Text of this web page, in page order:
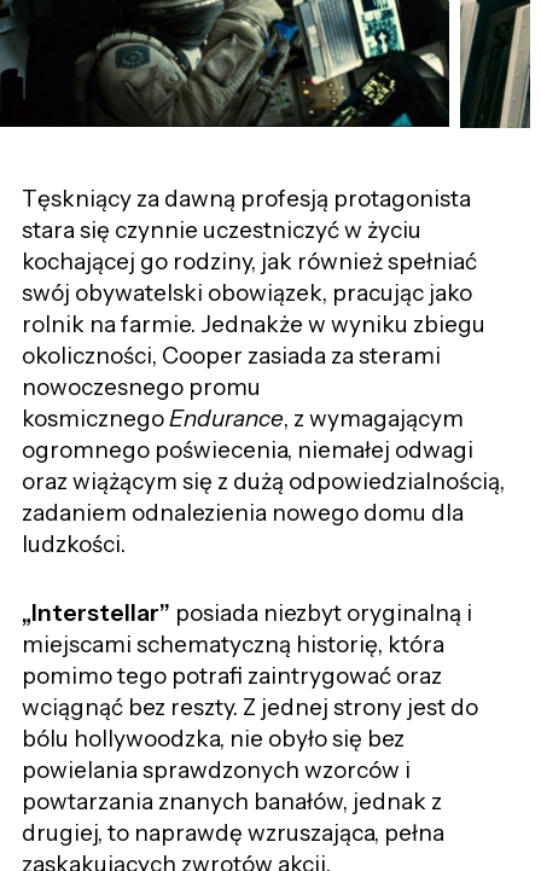
Tęskniący za dawną profesją protagonista
stara się czynnie uczestniczyć w życiu
kochającej go rodziny, jak również spełniać
swój obywatelski obowiązek, pracując jako
rolnik na farmie. Jednakże w wyniku zbiegu
okoliczności, Cooper zasiada za sterami
nowoczesnego promu
kosmicznegoEndurance, z wymagającym
ogromnego poświecenia, niemałej odwagi
oraz wiążącym się z dużą odpowiedzialnością,
zadaniem odnalezienia nowego domu dla
ludzkości.
„Interstellar” posiada niezbyt oryginalną i
miejscami schematyczną historię, która
pomimo tego potrafi zaintrygować oraz
wciągnąć bez reszty. Z jednej strony jest do
bólu hollywoodzka, nie obyło się bez
powielania sprawdzonych wzorców i
powtarzania znanych banałów, jednak z
drugiej, to naprawdę wzruszająca, pełna
zaskakujących zwrotów akcji,